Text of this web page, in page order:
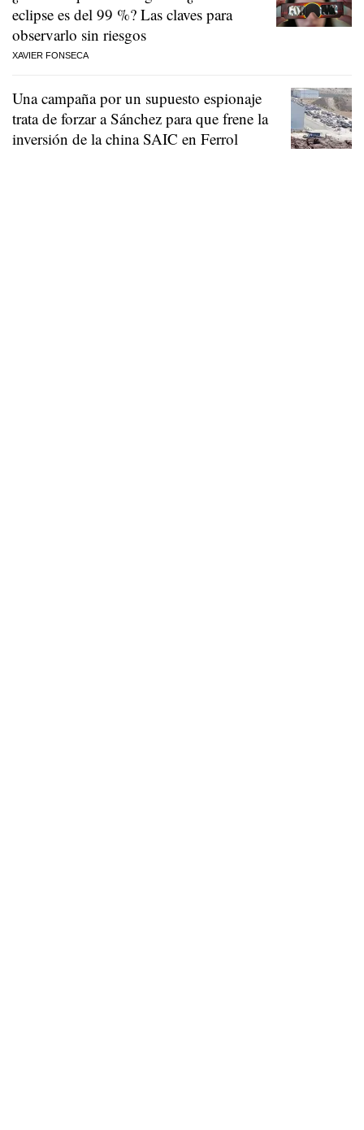
eclipse es del 99 %? Las claves para
observarlo sin riesgos
XAVIER FONSECA
Una campaña por un supuesto espionaje
trata de forzar a Sánchez para que frene la
inversión de la china SAIC en Ferrol